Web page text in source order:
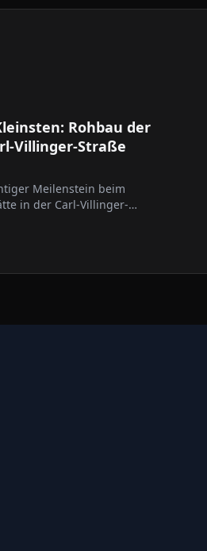
Rohbau der
Villinger-Straße
Meilenstein beim
in der Carl-Villinger-